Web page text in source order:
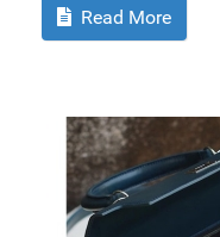
Read More